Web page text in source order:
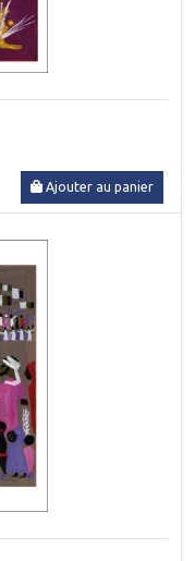
Ajouter au panier